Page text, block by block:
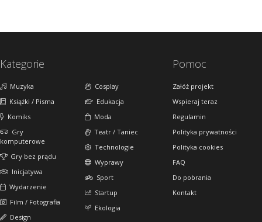
Kategorie
Muzyka
Książki / Pisma
Komiks
Gry
komputerowe
Gry bez prądu
Inicjatywa
Wydarzenie
Film / Fotografia
Design
Cosplay
Edukacja
Moda
Teatr / Taniec
Technologie
Wyprawy
Sport
Startup
Ekologia
Pomoc
Załóż projekt
Wspieraj teraz
Regulamin
Polityka prywatności
Polityka cookies
FAQ
Do pobrania
Kontakt